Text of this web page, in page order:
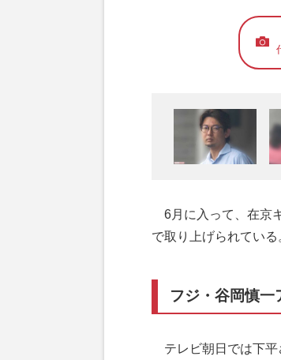
6月に入って、在京
で取り上げられている
フジ・谷岡慎一
テレビ朝日では下平